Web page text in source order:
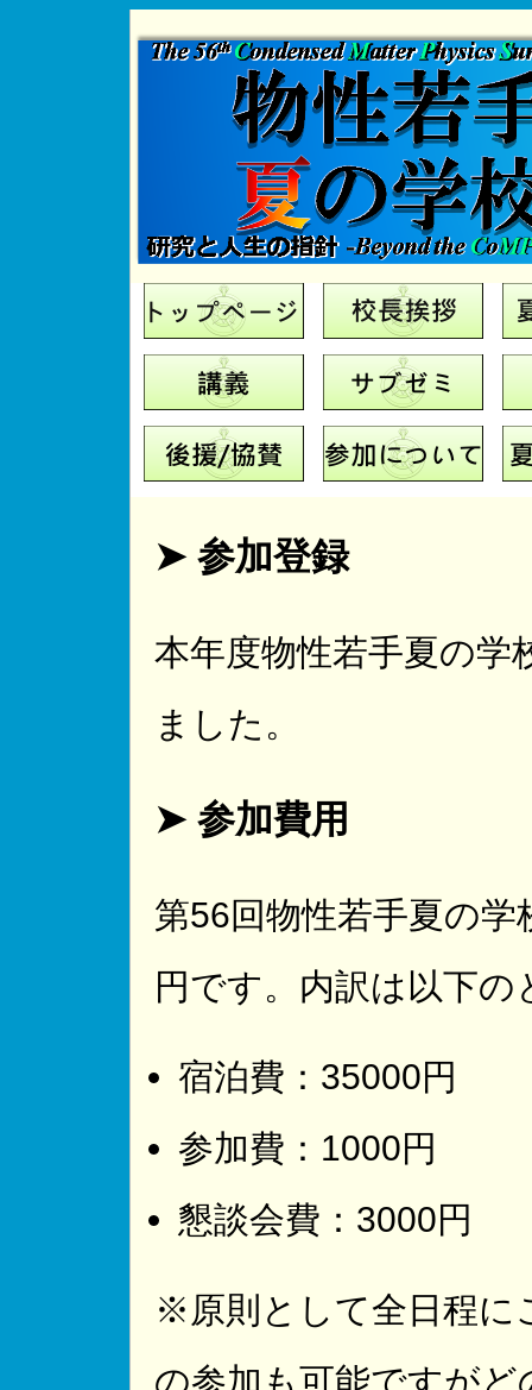
➤ 参加登録
本年度物性若手夏の学
ました。
➤ 参加費用
第56回物性若手夏の
円です。内訳は以下の
宿泊費：35000円
参加費：1000円
懇談会費：3000円
※原則として全日程に
の参加も可能ですが